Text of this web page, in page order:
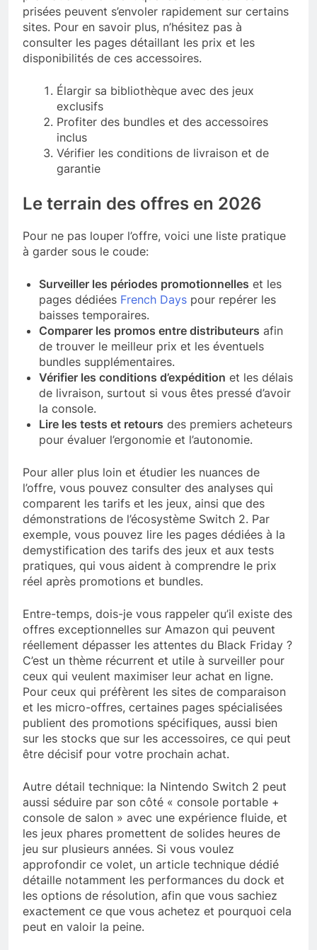
prisées peuvent s’envoler rapidement sur certains
sites. Pour en savoir plus, n’hésitez pas à
consulter les pages détaillant les prix et les
disponibilités de ces accessoires.
Élargir sa bibliothèque avec des jeux
exclusifs
Profiter des bundles et des accessoires
inclus
Vérifier les conditions de livraison et de
garantie
Le terrain des offres en 2026
Pour ne pas louper l’offre, voici une liste pratique
à garder sous le coude:
Surveiller les périodes promotionnelles et les
pages dédiées French Days pour repérer les
baisses temporaires.
Comparer les promos entre distributeurs afin
de trouver le meilleur prix et les éventuels
bundles supplémentaires.
Vérifier les conditions d’expédition et les délais
de livraison, surtout si vous êtes pressé d’avoir
la console.
Lire les tests et retours des premiers acheteurs
pour évaluer l’ergonomie et l’autonomie.
Pour aller plus loin et étudier les nuances de
l’offre, vous pouvez consulter des analyses qui
comparent les tarifs et les jeux, ainsi que des
démonstrations de l’écosystème Switch 2. Par
exemple, vous pouvez lire les pages dédiées à la
demystification des tarifs des jeux et aux tests
pratiques, qui vous aident à comprendre le prix
réel après promotions et bundles.
Entre-temps, dois-je vous rappeler qu’il existe des
offres exceptionnelles sur Amazon qui peuvent
réellement dépasser les attentes du Black Friday ?
C’est un thème récurrent et utile à surveiller pour
ceux qui veulent maximiser leur achat en ligne.
Pour ceux qui préfèrent les sites de comparaison
et les micro-offres, certaines pages spécialisées
publient des promotions spécifiques, aussi bien
sur les stocks que sur les accessoires, ce qui peut
être décisif pour votre prochain achat.
Autre détail technique: la Nintendo Switch 2 peut
aussi séduire par son côté « console portable +
console de salon » avec une expérience fluide, et
les jeux phares promettent de solides heures de
jeu sur plusieurs années. Si vous voulez
approfondir ce volet, un article technique dédié
détaille notamment les performances du dock et
les options de résolution, afin que vous sachiez
exactement ce que vous achetez et pourquoi cela
peut en valoir la peine.